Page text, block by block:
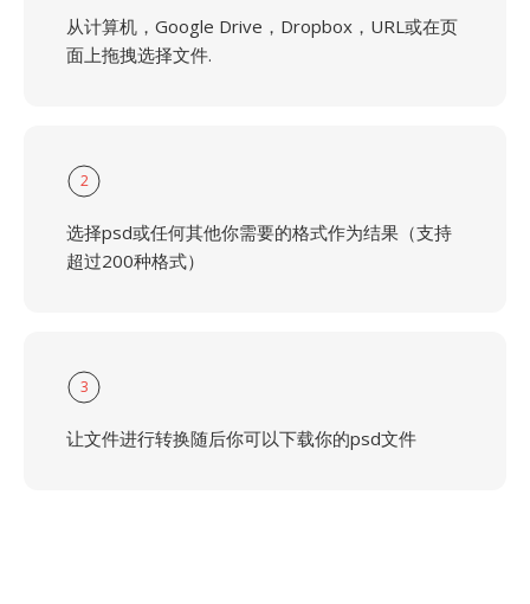
从计算机，Google Drive，Dropbox，URL或在页
面上拖拽选择文件.
2
选择psd或任何其他你需要的格式作为结果（支持
超过200种格式）
3
让文件进行转换随后你可以下载你的psd文件